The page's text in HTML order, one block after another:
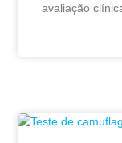
avaliação